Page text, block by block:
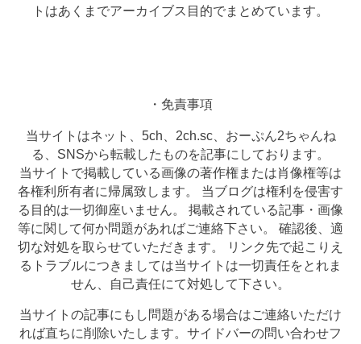
トはあくまでアーカイブス目的でまとめています。
・免責事項
当サイトはネット、5ch、2ch.sc、おーぷん2ちゃんね
る、SNSから転載したものを記事にしております。
当サイトで掲載している画像の著作権または肖像権等は
各権利所有者に帰属致します。 当ブログは権利を侵害す
る目的は一切御座いません。 掲載されている記事・画像
等に関して何か問題があればご連絡下さい。 確認後、適
切な対処を取らせていただきます。 リンク先で起こりえ
るトラブルにつきましては当サイトは一切責任をとれま
せん、自己責任にて対処して下さい。
当サイトの記事にもし問題がある場合はご連絡いただけ
れば直ちに削除いたします。サイドバーの問い合わせフ